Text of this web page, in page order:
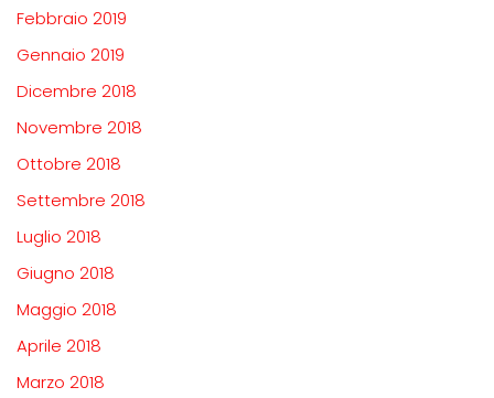
Febbraio 2019
Gennaio 2019
Dicembre 2018
Novembre 2018
Ottobre 2018
Settembre 2018
Luglio 2018
Giugno 2018
Maggio 2018
Aprile 2018
Marzo 2018